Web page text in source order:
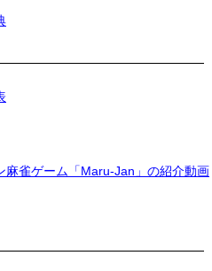
麻雀ゲーム「Maru-Jan」の紹介動画